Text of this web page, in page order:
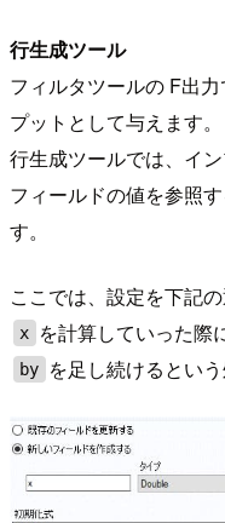
行生成ツール
フィルタツールの F出
プットとして与えます。
行生成ツールでは、イ
フィールドの値を参照
す。
ここでは、設定を下記
x を計算していった際に
by を足し続けるとい